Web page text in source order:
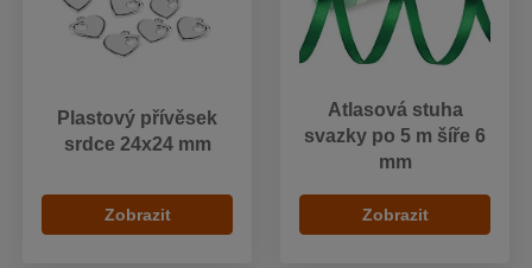
Plastový přívěsek
srdce 24x24 mm
Zobrazit
Atlasová stuha
svazky po 5 m šíře 6
mm
Zobrazit